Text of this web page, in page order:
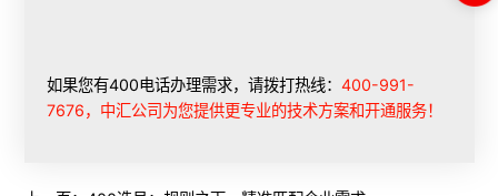
如果您有400电话办理需求，请拨打热线：400-991-
7676，中汇公司为您提供更专业的技术方案和开通服务！